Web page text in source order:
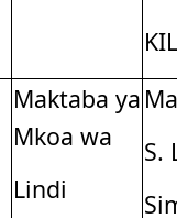
Maktaba ya
Mkoa wa
Lindi
S.